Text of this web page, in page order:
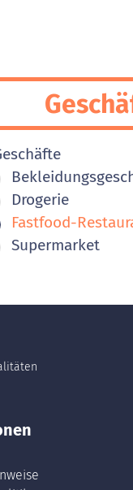
Drogerie
Fastfood-
Supermarket